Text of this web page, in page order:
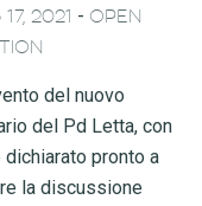
2021 - OPEN
del nuovo
del Pd Letta, con
dichiarato pronto a
la discussione